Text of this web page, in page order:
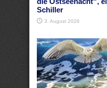
Schiller
3. August 2026